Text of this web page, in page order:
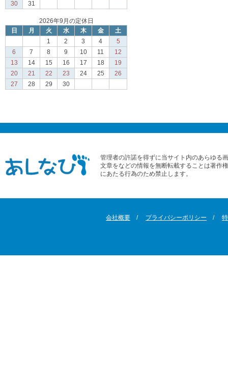
30
31
2026年9月の定休日
日
月 火 水 木 金
土
1
2 3 4
5
6
7 8 9 10 11
12
13
14 15 16 17 18
19
20
21 22 23 24 25
26
27
28 29 30
管理者の許諾を得ずに当サイト内のあらゆる
文章をなどの情報を無断転載することは著作
にあたる行為のため禁止します。
会社概要 プライバシーポリシー